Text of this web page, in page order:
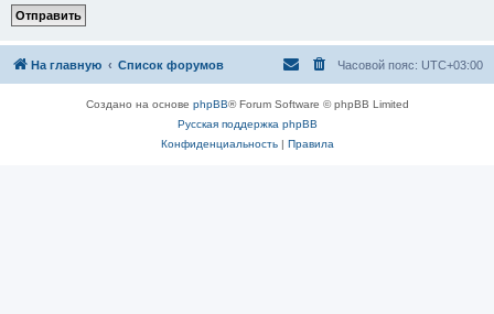
На главную Список форумов Часовой пояс: UTC+03:00
Создано на основе phpBB® Forum Software © phpBB Limited
Русская поддержка phpBB
Конфиденциальность| Правила